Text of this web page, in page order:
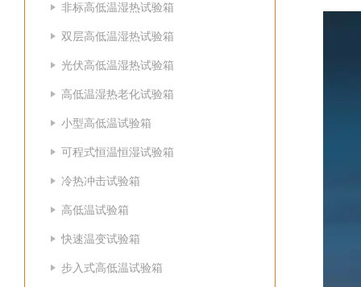
非标高低温湿热试验箱
双层高低温湿热试验箱
光伏高低温湿热试验箱
高低温湿热老化试验箱
小型高低温试验箱
可程式恒温恒湿试验箱
冷热冲击试验箱
高低温试验箱
快速温变试验箱
步入式高低温试验箱